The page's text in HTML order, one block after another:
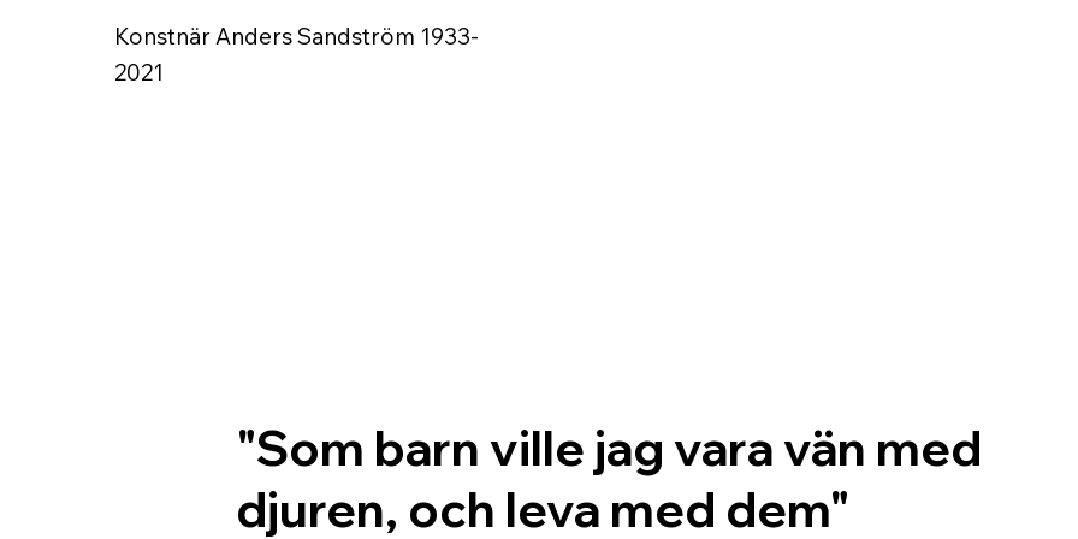
Konstnär Anders Sandström 1933-
2021
"Som barn ville jag vara vän med
djuren, och leva med dem"